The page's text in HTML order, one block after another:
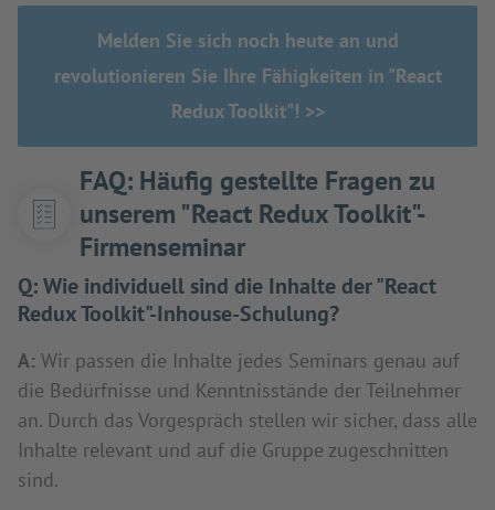
Melden Sie sich noch heute an und
revolutionieren Sie Ihre Fähigkeiten in "React
Redux Toolkit"! >>
FAQ: Häufig gestellte Fragen zu
unserem "React Redux Toolkit"-
Firmenseminar
Q:Wie individuell sind die Inhalte der "React
Redux Toolkit"-Inhouse-Schulung?
A: Wir passen die Inhalte jedes Seminars genau auf
die Bedürfnisse und Kenntnisstände der Teilnehmer
an. Durch das Vorgespräch stellen wir sicher, dass alle
Inhalte relevant und auf die Gruppe zugeschnitten
sind.